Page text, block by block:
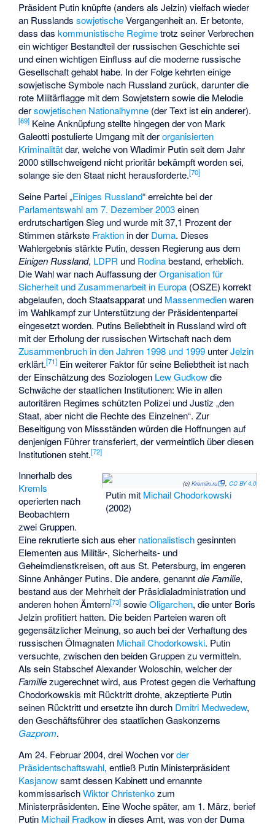
Präsident Putin knüpfte (anders als Jelzin) vielfach wieder
an RusslandssowjetischeVergangenheit an. Er betonte,
dass daskommunistische Regimetrotz seiner Verbrechen
ein wichtiger Bestandteil der russischen Geschichte sei
und einen wichtigen Einfluss auf die moderne russische
Gesellschaft gehabt habe. In der Folge kehrten einige
sowjetische Symbole nach Russland zurück, darunter die
rote Militärflagge mit dem Sowjetsternsowie die Melodie
dersowjetischen Nationalhymne (der Text ist ein anderer).
[69] Keine Anknüpfung stellte hingegen der von Mark
Galeotti postulierte Umgang mit derorganisierten
Kriminalitätdar, welche von Wladimir Putin seit dem Jahr
2000 stillschweigend nicht prioritär bekämpft worden sei,
solange sie den Staat nicht herausforderte.[70]
Seine Partei „Einiges Russland“ erreichte bei der
Parlamentswahl am 7. Dezember 2003einen
erdrutschartigen Sieg und wurde mit 37,1 Prozent der
Stimmen stärkste Fraktion in der Duma. Dieses
Wahlergebnis stärkte Putin, dessen Regierung aus dem
Einigen Russland, LDPR und Rodinabestand, erheblich.
Die Wahl war nach Auffassung derOrganisation für
Sicherheit und Zusammenarbeit in Europa (OSZE) korrekt
abgelaufen, doch Staatsapparat und Massenmedienwaren
im Wahlkampf zur Unterstützung der Präsidentenpartei
eingesetzt worden. Putins Beliebtheit in Russland wird oft
mit der Erholung der russischen Wirtschaft nach dem
Zusammenbruch in den Jahren 1998 und 1999 unterJelzin
erklärt.[71] Ein weiterer Faktor für seine Beliebtheit ist nach
der Einschätzung des Soziologen Lew Gudkowdie
Schwäche der staatlichen Institutionen: Wie in allen
autoritären Regimes schützten Polizei und Justiz „den
Staat, aber nicht die Rechte des Einzelnen“. Zur
Beseitigung von Missständen würden die Hoffnungen auf
denjenigen Führer transferiert, der vermeintlich über diesen
Institutionen steht.[72]
(c) Kremlin.ru CC BY 4.0
Putin mit Michail Chodorkowski
(2002)
Innerhalb des
Kremls
operierten nach
Beobachtern
zwei Gruppen.
Eine rekrutierte sich aus eher nationalistischgesinnten
Elementen aus Militär-, Sicherheits- und
Geheimdienstkreisen, oft aus St. Petersburg, im engeren
Sinne Anhänger Putins. Die andere, genanntdie Familie,
bestand aus der Mehrheit der Präsidialadministration und
anderen hohen Ämtern[73] sowieOligarchen, die unter Boris
Jelzin profitiert hatten. Die beiden Parteien waren oft
gegensätzlicher Meinung, so auch bei der Verhaftung des
russischen Ölmagnaten Michail Chodorkowski. Putin
versuchte, zwischen den beiden Gruppen zu vermitteln.
Als sein Stabschef Alexander Woloschin, welcher der
Familiezugerechnet wird, aus Protest gegen die Verhaftung
Chodorkowskis mit Rücktritt drohte, akzeptierte Putin
seinen Rücktritt und ersetzte ihn durch Dmitri Medwedew,
den Geschäftsführer des staatlichen Gaskonzerns
Gazprom.
Am 24. Februar 2004, drei Wochen vorder
Präsidentschaftswahl, entließ Putin Ministerpräsident
Kasjanowsamtdessen Kabinett und ernannte
kommissarischWiktor Christenkozum
Ministerpräsidenten. Eine Woche später, am 1. März, berief
Putin Michail Fradkow in dieses Amt, was von der Duma